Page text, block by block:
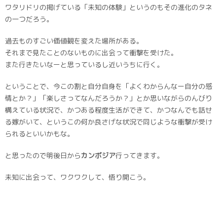
ワタリドリの掲げている「未知の体験」というのもその進化のタネ
の一つだろう。
過去ものすごい価値観を変えた場所がある。
それまで見たことのないものに出会って衝撃を受けた。
また行きたいなーと思っているし近いうちに行く。
ということで、今この割と自分自身を「よくわからんなー自分の感
情とか？」「楽しさってなんだろうか？」とか思いながらのんびり
構えている状況で、かつある程度生活ができて、かつなんでも話せ
る嫁がいて、というこの何か良さげな状況で同じような衝撃が受け
られるといいかもな。
と思ったので明後日からカンボジア行ってきます。
未知に出会って、ワクワクして、悟り開こう。